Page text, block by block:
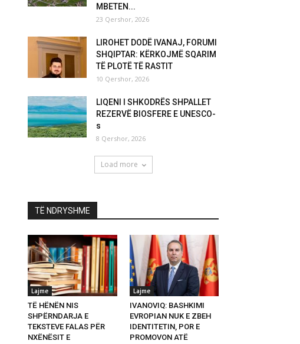
MBETEN...
23 Qershor, 2026
LIROHET DODË IVANAJ, FORUMI
SHQIPTAR: KËRKOJMË SQARIM
TË PLOTË TË RASTIT
10 Qershor, 2026
LIQENI I SHKODRËS SHPALLET
REZERVË BIOSFERE E UNESCO-
s
8 Qershor, 2026
Load more
TË NDRYSHME
Lajme
TË HËNËN NIS
SHPËRNDARJA E
TEKSTEVE FALAS PËR
NXËNËSIT E
Lajme
IVANOVIQ: BASHKIMI
EVROPIAN NUK E ZBEH
IDENTITETIN, POR E
PROMOVON ATË